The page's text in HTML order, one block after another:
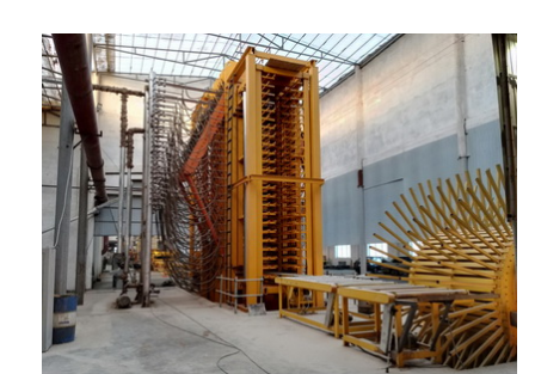
ДЕРЕВЯННОЕ ДОМОСТРОЕНИЕ
ПРОИЗВОДСТВО МЕБЕЛИ
БИОЭНЕРГЕТИКА
ЦБП
ИНСТРУМЕНТ И МАТЕРИАЛЫ
ОФИЦИАЛЬНЫЕ ДЕЛЕГАЦИИ
ПРИОРИТЕТНЫЕ ИНВЕСТПРОЕКТЫ
RUSSIAN FORESTRY REVIEW
ГАЗЕТА ЛЕСПРОМФОРУМ
БИБЛИОТЕКА СПЕЦИАЛИСТА